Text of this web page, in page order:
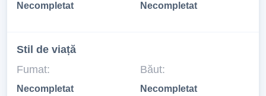
Necompletat Necompletat
Stil de viață
Fumat:
Necompletat
Băut:
Necompletat